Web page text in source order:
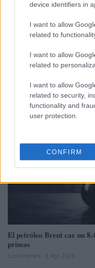
device identifiers in
I want to allow
related to
I want to allow
related to
I want to allow
related to security,
functionality and
user protection.
CONFIRM
Brent cae un 8.3% y
NEWS
El petróleo Brent cae un
primas
Lucía Herrera · 5 Ago 2026